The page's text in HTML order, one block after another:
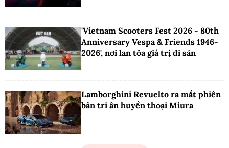
'Vietnam Scooters Fest 2026 - 80th
Anniversary Vespa & Friends 1946-
2026', nơi lan tỏa giá trị di sản
Lamborghini Revuelto ra mắt phiên
bản tri ân huyền thoại Miura